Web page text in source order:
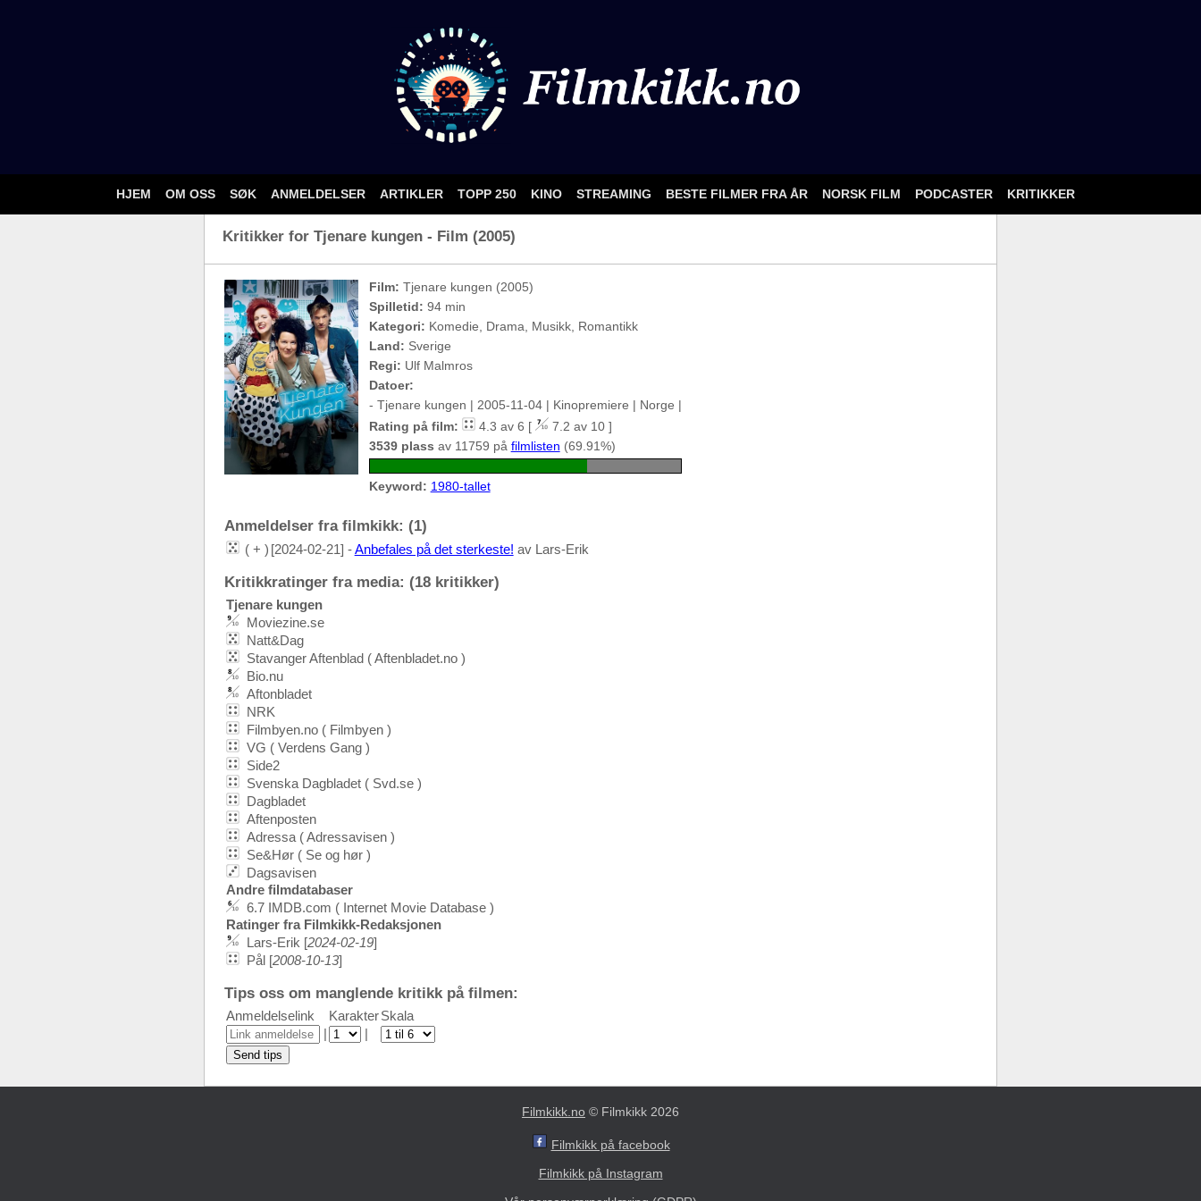
HJEM OM OSS SØK ANMELDELSER ARTIKLER TOPP 250 KINO STREAMING BESTE FILMER FRA ÅR NORSK FILM PODCASTER KRITIKKER
Kritikker for Tjenare kungen - Film (2005)
Film: Tjenare kungen (2005)
Spilletid: 94 min
Kategori: Komedie, Drama, Musikk, Romantikk
Land: Sverige
Regi: Ulf Malmros
Datoer:
- Tjenare kungen | 2005-11-04 | Kinopremiere | Norge |
Rating på film:
4.3 av 6 [
7.2 av 10 ]
3539 plass av 11759 på filmlisten (69.91%)
Keyword: 1980-tallet
Anmeldelser fra filmkikk: (1)
( + ) [2024-02-21] -Anbefales på det sterkeste! av Lars-Erik
Kritikkratinger fra media: (18 kritikker)
Tjenare kungen
Moviezine.se
Natt&Dag
Stavanger Aftenblad ( Aftenbladet.no )
Bio.nu
Aftonbladet
NRK
Filmbyen.no ( Filmbyen )
VG ( Verdens Gang )
Side2
Svenska Dagbladet ( Svd.se )
Dagbladet
Aftenposten
Adressa ( Adressavisen )
Se&Hør ( Se og hør )
Dagsavisen
Andre filmdatabaser
6.7 IMDB.com ( Internet Movie Database )
Ratinger fra Filmkikk-Redaksjonen
Lars-Erik [2024-02-19]
Pål [2008-10-13]
Tips oss om manglende kritikk på filmen:
Anmeldelselink KarakterSkala
|
|
Filmkikk.no © Filmkikk 2026
Filmkikk på facebook
Filmkikk på Instagram